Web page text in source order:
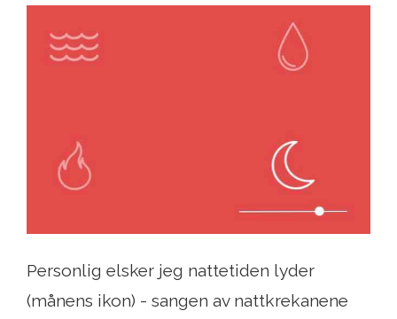
Personlig elsker jeg nattetiden lyder
(månens ikon) - sangen av nattkrekanene